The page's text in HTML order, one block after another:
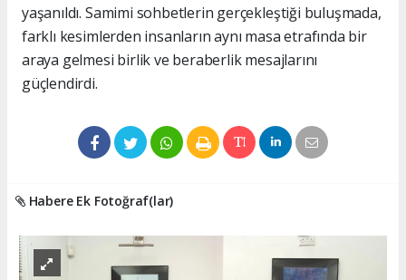
yaşanıldı. Samimi sohbetlerin gerçekleştiği buluşmada,
farklı kesimlerden insanların aynı masa etrafında bir
araya gelmesi birlik ve beraberlik mesajlarını
güçlendirdi.
Habere Ek Fotoğraf(lar)